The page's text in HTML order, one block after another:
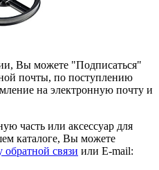
Вы можете "Подписаться"
почты, по поступлению
на электронную почту и
часть или аксессуар для
каталоге, Вы можете
обратной связи или E-mail: